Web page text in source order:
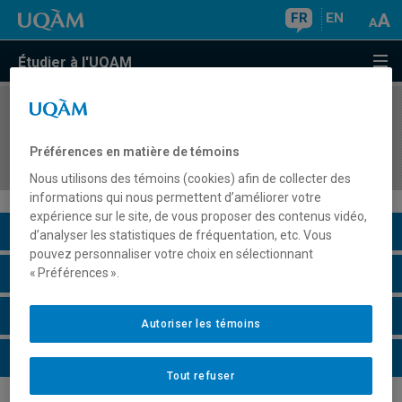
FR EN
Étudier à l'UQAM
COURS//
tourisme
Description du cours
Horaire - Été 2026
Horaire - Automne 2026
Horaire - Hiver 2027
Préférences en matière de témoins
Nous utilisons des témoins (cookies) afin de collecter des
informations qui nous permettent d’améliorer votre
expérience sur le site, de vous proposer des contenus vidéo,
d’analyser les statistiques de fréquentation, etc. Vous
pouvez personnaliser votre choix en sélectionnant
« Préférences ».
Tout refuser
Autoriser les témoins